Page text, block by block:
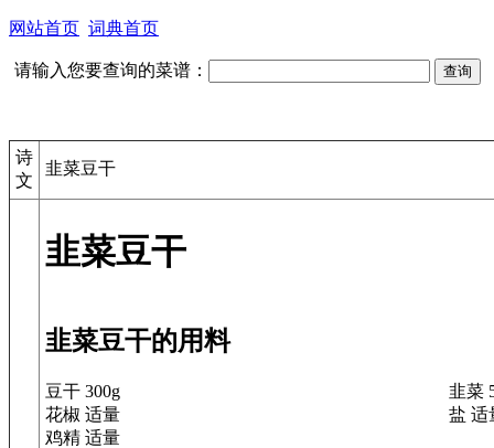
网站首页 词典首页
请输入您要查询的菜谱：
诗
文
韭菜豆干
韭菜豆干
韭菜豆干的用料
豆干 300g
韭菜
花椒 适量
盐 适
鸡精 适量